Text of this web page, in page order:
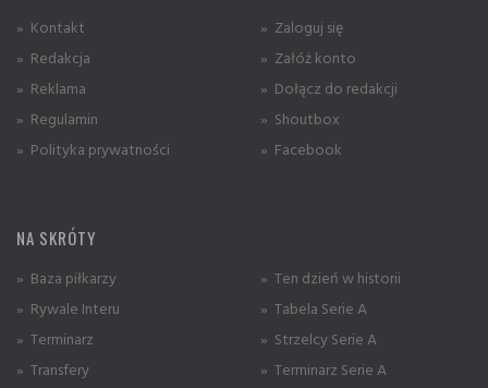
» Kontakt
» Redakcja
» Reklama
» Regulamin
» Polityka prywatności
» Zaloguj się
» Załóż konto
» Dołącz do redakcji
» Shoutbox
» Facebook
NA SKRÓTY
» Baza piłkarzy
» Rywale Interu
» Terminarz
» Transfery
» Ten dzień w historii
» Tabela Serie A
» Strzelcy Serie A
» Terminarz Serie A